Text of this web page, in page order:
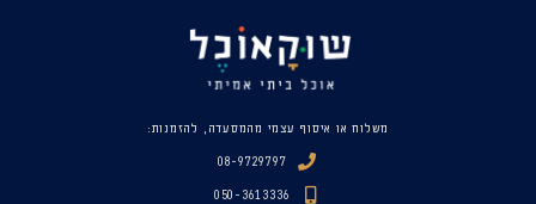
משלוח או איסוף עצמי מהמסעדה, להזמנות:
08-9729797
050-3613336